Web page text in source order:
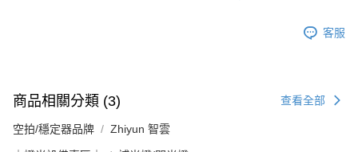
客服
商品相關分類 (3) 查看全部
空拍/穩定器品牌 Zhiyun 智雲